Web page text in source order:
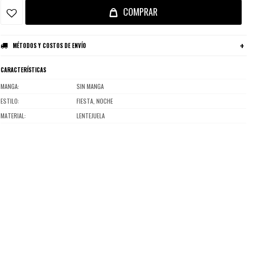
COMPRAR
MÉTODOS Y COSTOS DE ENVÍO
CARACTERÍSTICAS
MANGA
SIN MANGA
ESTILO
FIESTA, NOCHE
MATERIAL
LENTEJUELA